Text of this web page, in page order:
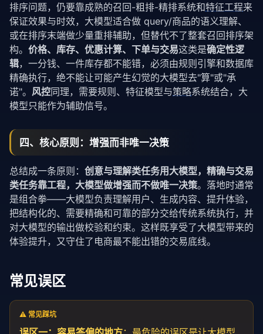
排序问题，仍要靠成熟的召回-粗排-精排系统和特征工程来
保证效果与时效，大模型适合做 query/商品的语义理解、
或在排序末端做少量重排辅助，但替代不了整套召回排序架
构。 价格、库存、优惠计算、下单与交易这类是确定性逻
辑，一分钱、一件库存都不能错，必须由规则引擎和数据库
精确执行，绝不能让可能产生幻觉的大模型去"算"或"承
诺"。 风控同理，需要规则、特征模型与策略系统结合，大
模型只能作为辅助信号。
四、核心原则：增强而非唯一决策
总结成一条原则： 创意与理解类任务用大模型，精确与交易
类任务靠工程，大模型做增强而不做唯一决策。落地时通常
是组合拳——大模型负责理解用户、生成内容、提升体验，
把结构化的、需要精确和可靠的部分交给传统系统执行，并
对大模型的输出做校验和约束。这样既享受了大模型带来的
体验提升，又守住了电商最不能出错的交易底线。
常见误区
⚠️ 常见踩坑